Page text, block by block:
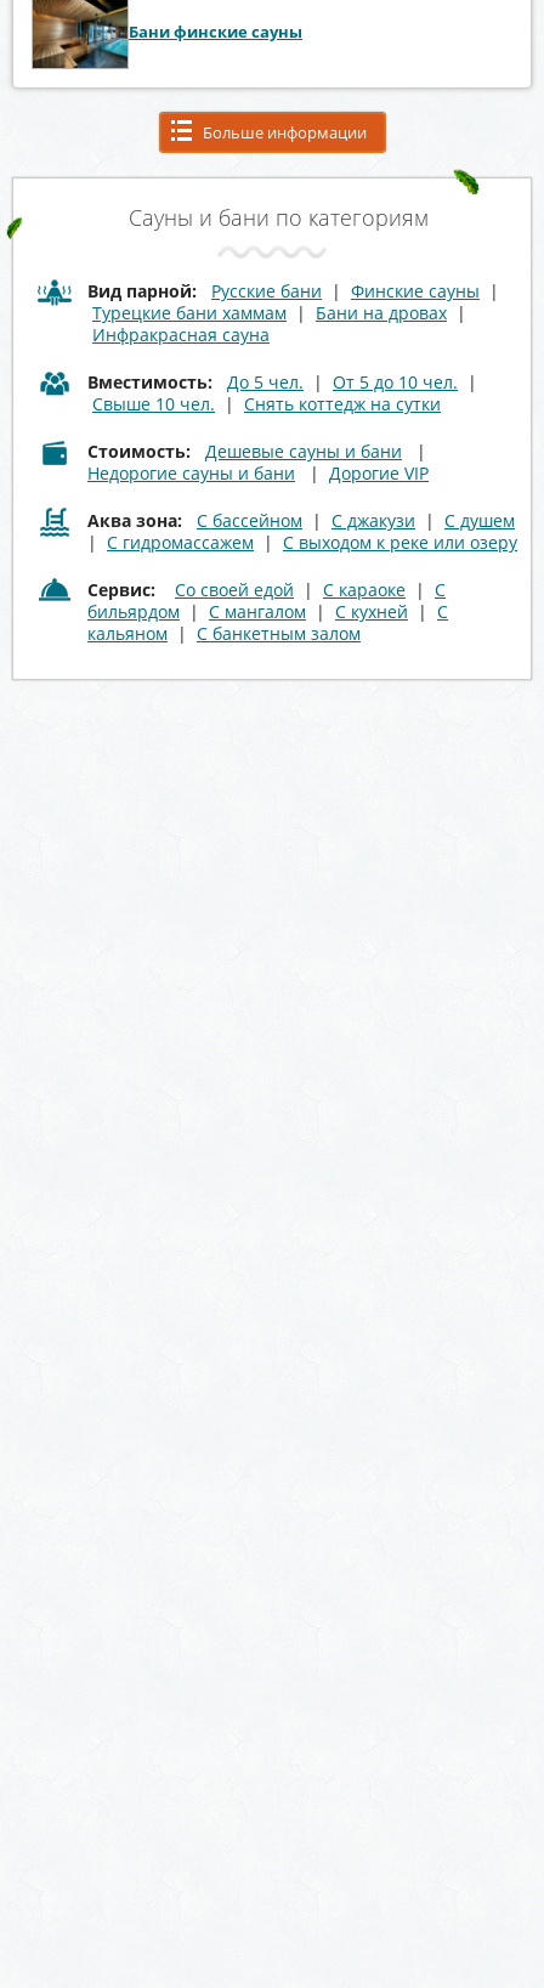
Бани финские сауны
Больше информации
Сауны и бани по категориям
Вид парной: Русские бани | Финские сауны |
Турецкие бани хаммам | Бани на дровах |
Инфракрасная сауна
Вместимость: До 5 чел. | От 5 до 10 чел. |
Свыше 10 чел. | Снять коттедж на сутки
Стоимость: Дешевые сауны и бани |
Недорогие сауны и бани | Дорогие VIP
Аква зона: С бассейном | С джакузи | С душем
| С гидромассажем | С выходом к реке или озеру
Сервис: Со своей едой | С караоке | С
бильярдом | С мангалом | С кухней | С
кальяном | С банкетным залом